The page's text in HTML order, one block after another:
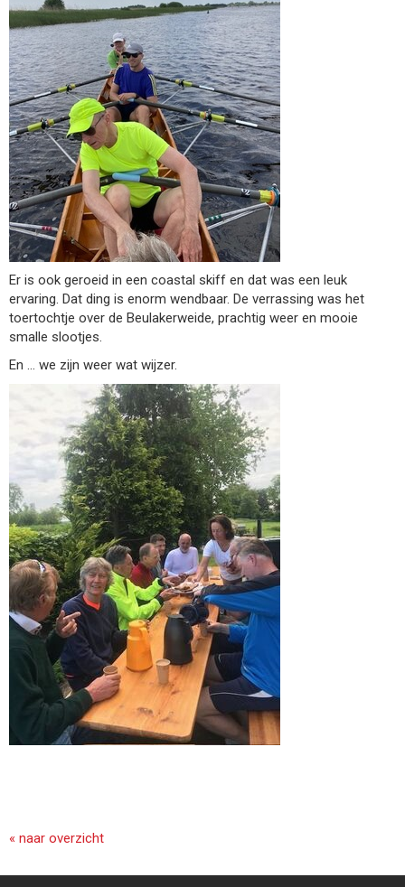
Er is ook geroeid in een coastal skiff en dat was een leuk
ervaring. Dat ding is enorm wendbaar. De verrassing was het
toertochtje over de Beulakerweide, prachtig weer en mooie
smalle slootjes.
En … we zijn weer wat wijzer.
« naar overzicht